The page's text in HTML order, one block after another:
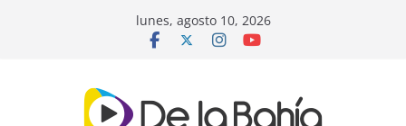
lunes, agosto 10, 2026